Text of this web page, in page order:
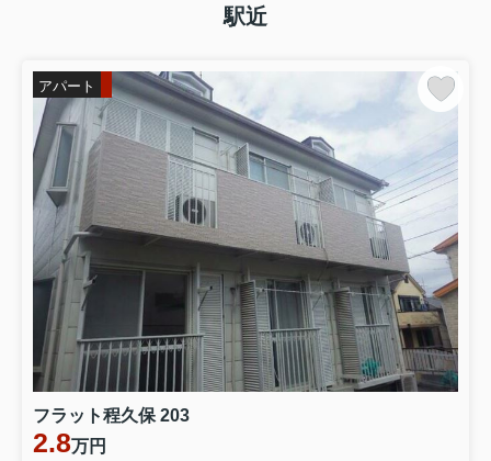
駅近
アパート
フラット程久保 203
2.8万円